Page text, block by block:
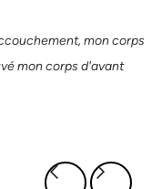
mon corps
mon corps d'avant